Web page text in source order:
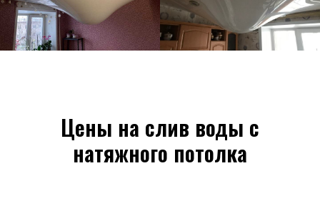
Цены на слив воды с
натяжного потолка